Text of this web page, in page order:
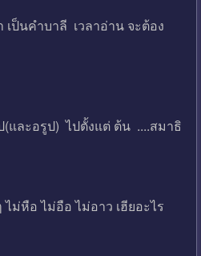
ป็นคำบาลี เวลาอ่าน จะต้อง
และอรูป) ไปตั้งแต่ ต้น ....สมาธิ
ม่หือ ไม่อือ ไม่อาว เฮียอะไร